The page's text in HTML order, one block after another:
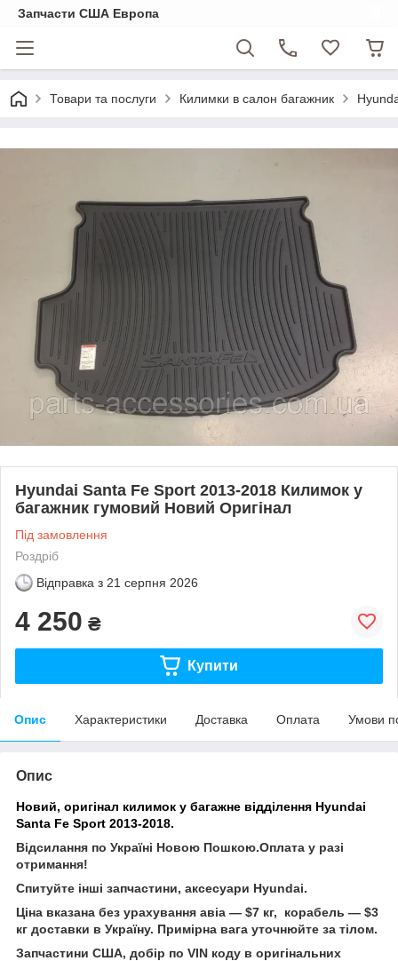
Запчасти США Европа
Товари та послуги Килимки в салон багажник
Hyundai Santa Fe Sport 2013-2018 Килимок у
багажник гумовий Новий Оригінал
Під замовлення
Роздріб
Відправка з 21 серпня 2026
4 250 ₴
Купити
Опис Характеристики Доставка Оплата Умови
Опис
Новий, оригінал килимок у багажне відділення Hyundai
Santa Fe Sport 2013-2018.
Відсилання по Україні Новою Пошкою.Оплата у разі
отримання!
Спитуйте інші запчастини, аксесуари Hyundai.
Ціна вказана без урахування авіа — $7 кг, корабель — $3
кг доставки в Україну. Примірна вага уточнюйте за тілом.
Запчастини США, добір по VIN коду в оригінальних